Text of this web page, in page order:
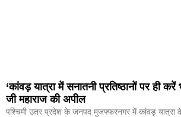
‘कांवड़ यात्रा में सनातनी प्रतिष्ठानों पर ही करें
जी महाराज की अपील
पश्चिमी उतर प्रदेश के जनपद मुजफ्फरनगर में कांवड़ यात्रा के